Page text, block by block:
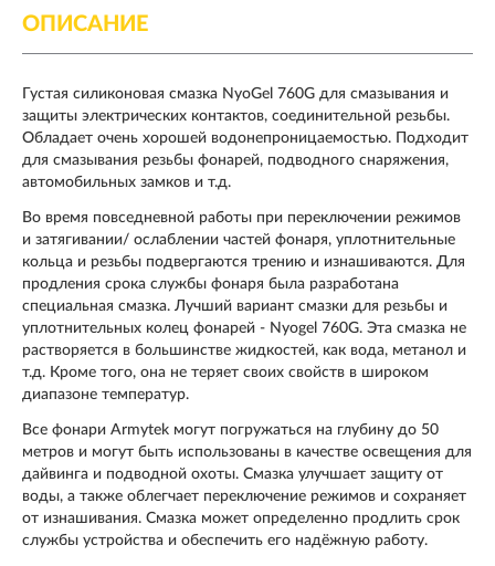
ОПИСАНИЕ
Густая силиконовая смазка NyoGel 760G для смазывания и
защиты электрических контактов, соединительной резьбы.
Обладает очень хорошей водонепроницаемостью. Подходит
для смазывания резьбы фонарей, подводного снаряжения,
автомобильных замков и т.д.
Во время повседневной работы при переключении режимов
и затягивании/ ослаблении частей фонаря, уплотнительные
кольца и резьбы подвергаются трению и изнашиваются. Для
продления срока службы фонаря была разработана
специальная смазка. Лучший вариант смазки для резьбы и
уплотнительных колец фонарей - Nyogel 760G. Эта смазка не
растворяется в большинстве жидкостей, как вода, метанол и
т.д. Кроме того, она не теряет своих свойств в широком
диапазоне температур.
Все фонари Armytek могут погружаться на глубину до 50
метров и могут быть использованы в качестве освещения для
дайвинга и подводной охоты. Смазка улучшает защиту от
воды, а также облегчает переключение режимов и сохраняет
от изнашивания. Смазка может определенно продлить срок
службы устройства и обеспечить его надёжную работу.